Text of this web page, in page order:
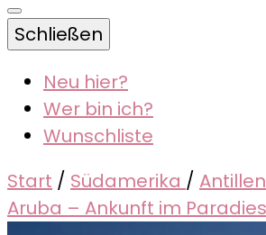
Schließen
Neu hier?
Wer bin ich?
Wunschliste
Start / Südamerika / Antillen
Aruba – Ankunft im Paradies